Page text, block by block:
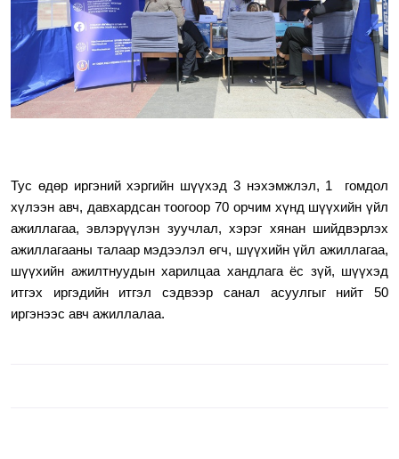
Тус өдөр иргэний хэргийн шүүхэд 3 нэхэмжлэл, 1 гомдол
хүлээн авч, давхардсан тоогоор 70 орчим хүнд шүүхийн үйл
ажиллагаа, эвлэрүүлэн зуучлал, хэрэг хянан шийдвэрлэх
ажиллагааны талаар мэдээлэл өгч, шүүхийн үйл ажиллагаа,
шүүхийн ажилтнуудын харилцаа хандлага ёс зүй, шүүхэд
итгэх иргэдийн итгэл сэдвээр санал асуулгыг нийт 50
иргэнээс авч ажиллалаа.